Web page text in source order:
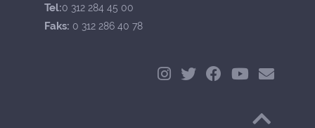
Tel:0 312 284 45 00
Faks: 0 312 286 40 78